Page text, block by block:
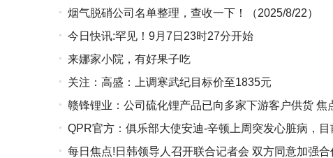
烟气脱硝公司名单整理，查收一下！（2025/8/22）
今日快讯:罕见！9月7日23时27分开始
来娜家小院，有好果子吃
关注：高盛：上调寒武纪目标价至1835元
赣锋锂业：公司硫化锂产品已向多家下游客户供货 焦
QPR官方：俱乐部大使安迪-辛顿上周突发心脏病，
每日焦点!日韩领导人召开联合记者会 双方同意加强合